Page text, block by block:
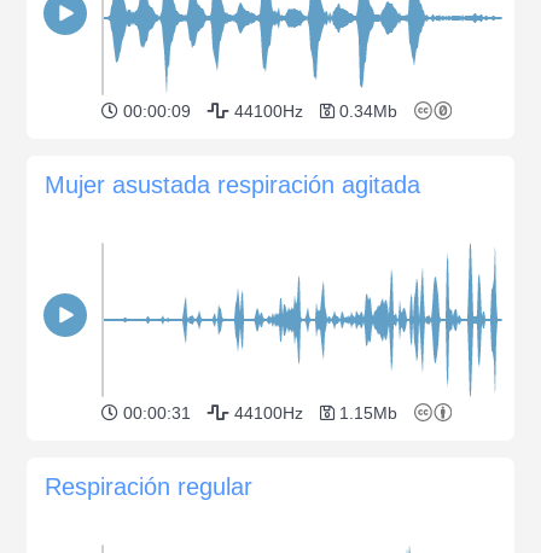
00:00:09 44100Hz 0.34Mb
Mujer asustada respiración agitada
00:00:31 44100Hz 1.15Mb
Respiración regular